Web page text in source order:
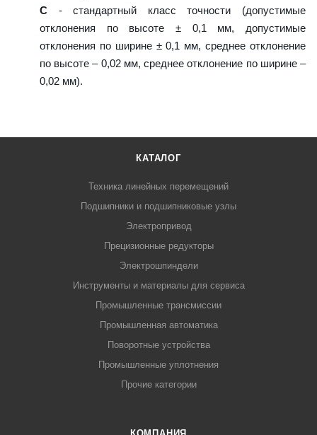
C - стандартный класс точности (допустимые
отклонения по высоте ± 0,1 мм, допустимые
отклонения по ширине ± 0,1 мм, среднее отклонение
по высоте – 0,02 мм, среднее отклонение по ширине –
0,02 мм).
КАТАЛОГ
Техника линейных перемещений
Подшипники и подшипниковые узлы
Электропривод
Прецизионные редукторы
Электрошпиндели
Инструменты и материалы для сервиса
Промышленные трансмиссии
Промышленная автоматика
Поворотные устройства
Промышленные уплотнения
Прочие категории